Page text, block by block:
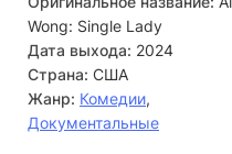
верна себе — её
никуда не исчезли. Она
самые сложные моменты
искусство, оставаясь
зрителями.
Wong: Single Lady
Дата выхода: 2024
Страна: США
Жанр: Комедии,
Документальные